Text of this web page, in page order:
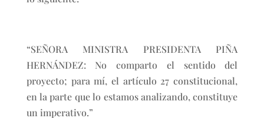
“SEÑORA MINISTRA PRESIDENTA PIÑA
HERNÁNDEZ: No comparto el sentido del
proyecto; para mí, el artículo 27 constitucional,
en la parte que lo estamos analizando, constituye
un imperativo.”